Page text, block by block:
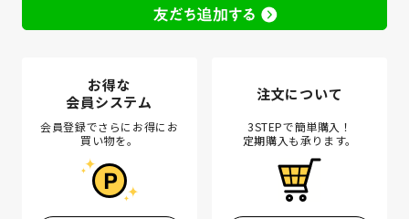
お得な
会員システム
会員登録でさらにお得にお
買い物を。
注文について
3STEPで簡単購入！
定期購入も承ります。